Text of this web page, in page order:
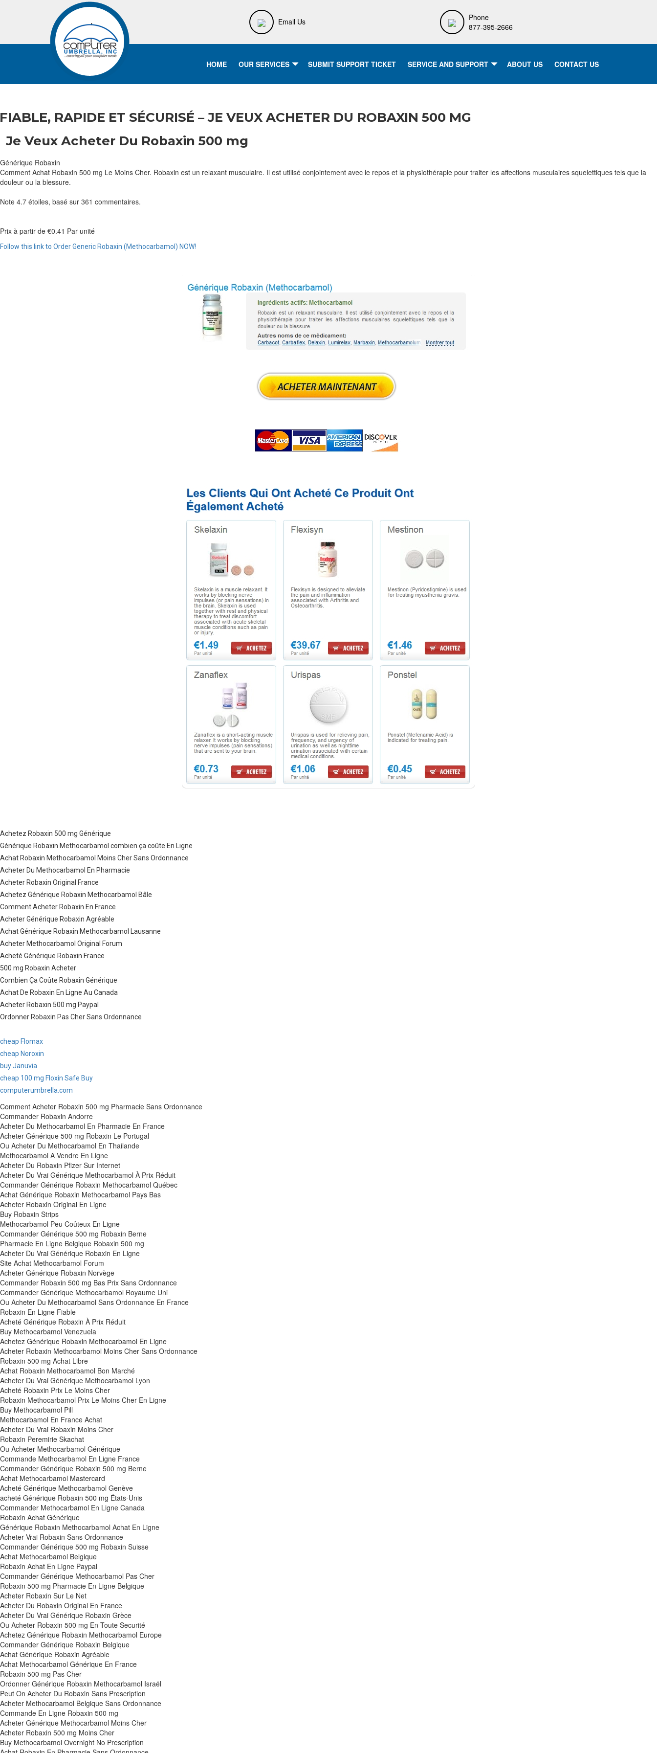
Email Us
Phone
877-395-2666
HOME OUR SERVICES SUBMIT SUPPORT TICKET SERVICE AND SUPPORT ABOUT US CONTACT US
FIABLE, RAPIDE ET SÉCURISÉ – JE VEUX ACHETER DU ROBAXIN 500 MG
Je Veux Acheter Du Robaxin 500 mg
Générique Robaxin
Comment Achat Robaxin 500 mg Le Moins Cher. Robaxin est un relaxant musculaire. Il est utilisé conjointement avec le repos et la physiothérapie pour traiter les affections musculaires squelettiques tels que la
douleur ou la blessure.
Note 4.7 étoiles, basé sur 361 commentaires.
Prix à partir de €0.41 Par unité
Follow this link to Order Generic Robaxin (Methocarbamol) NOW!
Achetez Robaxin 500 mg Générique
Générique Robaxin Methocarbamol combien ça coûte En Ligne
Achat Robaxin Methocarbamol Moins Cher Sans Ordonnance
Acheter Du Methocarbamol En Pharmacie
Acheter Robaxin Original France
Achetez Générique Robaxin Methocarbamol Bâle
Comment Acheter Robaxin En France
Acheter Générique Robaxin Agréable
Achat Générique Robaxin Methocarbamol Lausanne
Acheter Methocarbamol Original Forum
Acheté Générique Robaxin France
500 mg Robaxin Acheter
Combien Ça Coûte Robaxin Générique
Achat De Robaxin En Ligne Au Canada
Acheter Robaxin 500 mg Paypal
Ordonner Robaxin Pas Cher Sans Ordonnance
cheap Flomax
cheap Noroxin
buy Januvia
cheap 100 mg Floxin Safe Buy
computerumbrella.com
Comment Acheter Robaxin 500 mg Pharmacie Sans Ordonnance
Commander Robaxin Andorre
Acheter Du Methocarbamol En Pharmacie En France
Acheter Générique 500 mg Robaxin Le Portugal
Ou Acheter Du Methocarbamol En Thailande
Methocarbamol A Vendre En Ligne
Acheter Du Robaxin Pfizer Sur Internet
Acheter Du Vrai Générique Methocarbamol À Prix Réduit
Commander Générique Robaxin Methocarbamol Québec
Achat Générique Robaxin Methocarbamol Pays Bas
Acheter Robaxin Original En Ligne
Buy Robaxin Strips
Methocarbamol Peu Coûteux En Ligne
Commander Générique 500 mg Robaxin Berne
Pharmacie En Ligne Belgique Robaxin 500 mg
Acheter Du Vrai Générique Robaxin En Ligne
Site Achat Methocarbamol Forum
Acheter Générique Robaxin Norvège
Commander Robaxin 500 mg Bas Prix Sans Ordonnance
Commander Générique Methocarbamol Royaume Uni
Ou Acheter Du Methocarbamol Sans Ordonnance En France
Robaxin En Ligne Fiable
Acheté Générique Robaxin À Prix Réduit
Buy Methocarbamol Venezuela
Achetez Générique Robaxin Methocarbamol En Ligne
Acheter Robaxin Methocarbamol Moins Cher Sans Ordonnance
Robaxin 500 mg Achat Libre
Achat Robaxin Methocarbamol Bon Marché
Acheter Du Vrai Générique Methocarbamol Lyon
Acheté Robaxin Prix Le Moins Cher
Robaxin Methocarbamol Prix Le Moins Cher En Ligne
Buy Methocarbamol Pill
Methocarbamol En France Achat
Acheter Du Vrai Robaxin Moins Cher
Robaxin Peremirie Skachat
Ou Acheter Methocarbamol Générique
Commande Methocarbamol En Ligne France
Commander Générique Robaxin 500 mg Berne
Achat Methocarbamol Mastercard
Acheté Générique Methocarbamol Genève
acheté Générique Robaxin 500 mg États-Unis
Commander Methocarbamol En Ligne Canada
Robaxin Achat Générique
Générique Robaxin Methocarbamol Achat En Ligne
Acheter Vrai Robaxin Sans Ordonnance
Commander Générique 500 mg Robaxin Suisse
Achat Methocarbamol Belgique
Robaxin Achat En Ligne Paypal
Commander Générique Methocarbamol Pas Cher
Robaxin 500 mg Pharmacie En Ligne Belgique
Acheter Robaxin Sur Le Net
Acheter Du Robaxin Original En France
Acheter Du Vrai Générique Robaxin Grèce
Ou Acheter Robaxin 500 mg En Toute Securité
Achetez Générique Robaxin Methocarbamol Europe
Commander Générique Robaxin Belgique
Achat Générique Robaxin Agréable
Achat Methocarbamol Générique En France
Robaxin 500 mg Pas Cher
Ordonner Générique Robaxin Methocarbamol Israël
Peut On Acheter Du Robaxin Sans Prescription
Acheter Methocarbamol Belgique Sans Ordonnance
Commande En Ligne Robaxin 500 mg
Acheter Générique Methocarbamol Moins Cher
Acheter Robaxin 500 mg Moins Cher
Buy Methocarbamol Overnight No Prescription